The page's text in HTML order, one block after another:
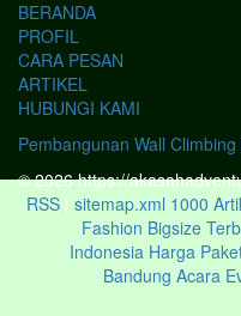
BERANDA
PROFIL
CARA PESAN
ARTIKEL
HUBUNGI KAMI
Pembangunan Wall
© 2026 https://
RSS | sitemap.xml 1000
Fashion Bigsize
Indonesia Harga
Bandung Acara